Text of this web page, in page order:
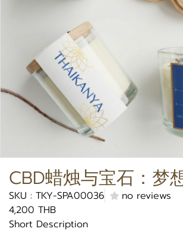
CBD蜡烛与宝石：梦
SKU : TKY-SPA00036
no reviews
4,200 THB
Short Description